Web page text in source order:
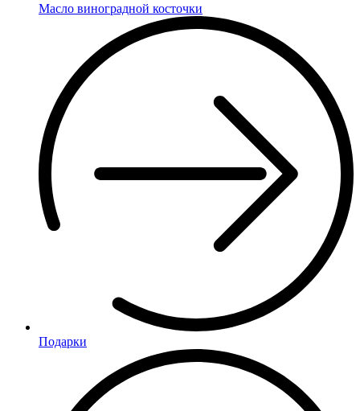
Масло виноградной косточки
Подарки